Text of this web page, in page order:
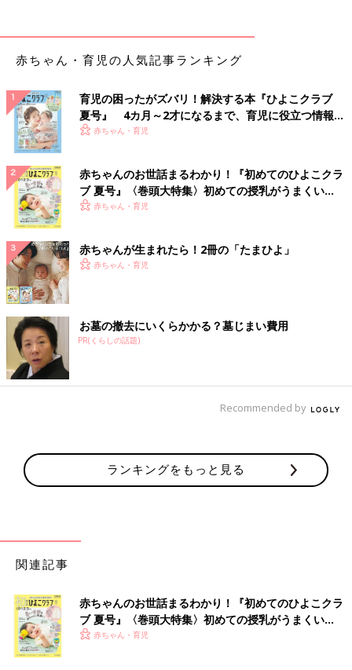
赤ちゃん・育児の人気記事ランキング
育児の困ったがズバリ！解決する本『ひよこクラブ
夏号』 4カ月～2才になるまで、育児に役立つ情報が
いっぱい！
赤ちゃん・育児
赤ちゃんのお世話まるわかり！『初めてのひよこクラ
ブ 夏号』〈巻頭大特集〉初めての授乳がうまくい
く！ おっぱい・ミルクの基本と夏のトラブル 解決テ
赤ちゃん・育児
赤ちゃんが生まれたら！2冊の「たまひよ」
赤ちゃん・育児
お墓の撤去にいくらかかる？墓じまい費用
PR(くらしの話題)
Recommended by
ランキングをもっと見る
関連記事
赤ちゃんのお世話まるわかり！『初めてのひよこクラ
ブ 夏号』〈巻頭大特集〉初めての授乳がうまくい
く！ おっぱい・ミルクの基本と夏のトラブル 解決テ
赤ちゃん・育児